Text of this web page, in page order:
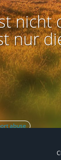
nicht
nur
abuse